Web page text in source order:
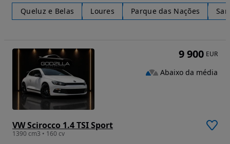
Queluz e Belas Loures Parque das Nações
VW Scirocco 1.4 TSI Sport
1390 cm3 • 160 cv
9 900 EUR
Abaixo da média